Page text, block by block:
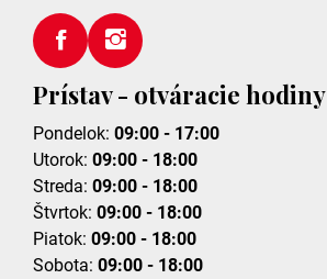
Prístav - otváracie hodiny
Pondelok: 09:00 - 17:00
Utorok: 09:00 - 18:00
Streda: 09:00 - 18:00
Štvrtok: 09:00 - 18:00
Piatok: 09:00 - 18:00
Sobota: 09:00 - 18:00